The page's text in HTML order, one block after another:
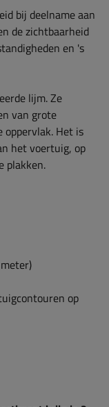
bij deelname aan
de zichtbaarheid
en 's
lijm. Ze
van grote
Het is
het voertuig, op
plakken.
op